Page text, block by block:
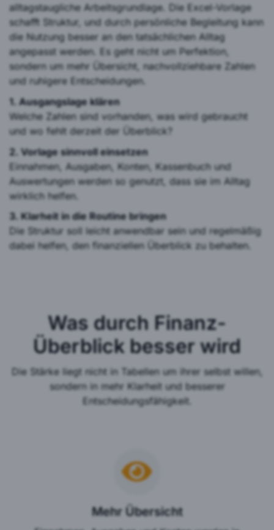
alltagstaugliche Arbeitsgrundlage. Die Excel-Vorlage
schafft Struktur, und durch persönliche Begleitung kann
die Nutzung besser an den tatsächlichen Alltag
angepasst werden. Es geht nicht um Perfektion,
sondern um mehr Übersicht, nachvollziehbare Zahlen
und ruhigere Entscheidungen.
1. Ausgangslage klären
Welche Zahlen sind vorhanden, was wird gebraucht
und wo fehlt derzeit der Überblick?
2. Vorlage sinnvoll einsetzen
Einnahmen, Ausgaben, Konten, Kassenbuch und
Auswertungen werden so genutzt, dass sie im Alltag
wirklich helfen.
3. Klarheit in die Routine bringen
Die Struktur soll leicht anwendbar sein und regelmäßig
dabei helfen, den finanziellen Überblick zu behalten.
Was durch Finanz-
Überblick besser wird
Die Stärke liegt nicht in Tabellen um ihrer selbst willen,
sondern in mehr Klarheit und besserer
Entscheidungsfähigkeit.
Mehr Übersicht